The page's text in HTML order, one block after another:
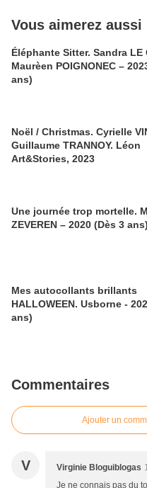
Vous aimerez aussi
Éléphante Sitter. Sandra LE
Maurèen POIGNONEC –
ans)
Noël / Christmas. Cyrielle
Guillaume TRANNOY. Léon
Art&Stories, 2023
Une journée trop mortelle.
ZEVEREN – 2020 (Dès 3 ans)
Mes autocollants brillants
HALLOWEEN. Usborne -
ans)
Commentaires
Ajouter un
V Virginie Bloguiblogas
Je ne connais pas du